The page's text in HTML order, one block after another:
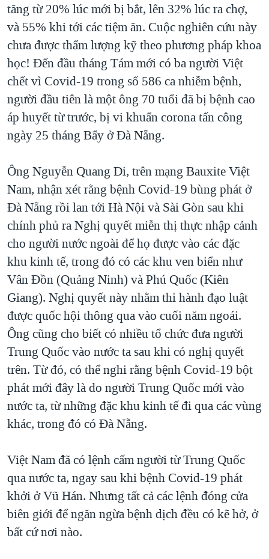
tăng từ 20% lúc mới bị bắt, lên 32% lúc ra chợ,
và 55% khi tới các tiệm ăn. Cuộc nghiên cứu này
chưa được thẩm lượng kỹ theo phương pháp khoa
học! Đến đầu tháng Tám mới có ba người Việt
chết vì Covid-19 trong số 586 ca nhiễm bệnh,
người đầu tiên là một ông 70 tuổi đã bị bệnh cao
áp huyết từ trước, bị vi khuẩn corona tấn công
ngày 25 tháng Bẩy ở Đà Nẵng.
Ông Nguyễn Quang Di, trên mạng Bauxite Việt
Nam, nhận xét rằng bệnh Covid-19 bùng phát ở
Đà Nẵng rồi lan tới Hà Nội và Sài Gòn sau khi
chính phủ ra Nghị quyết miễn thị thực nhập cảnh
cho người nước ngoài để họ được vào các đặc
khu kinh tế, trong đó có các khu ven biển như
Vân Đồn (Quảng Ninh) và Phú Quốc (Kiên
Giang). Nghị quyết này nhằm thi hành đạo luật
được quốc hội thông qua vào cuối năm ngoái.
Ông cũng cho biết có nhiều tổ chức đưa người
Trung Quốc vào nước ta sau khi có nghị quyết
trên. Từ đó, có thể nghi rằng bệnh Covid-19 bột
phát mới đây là do người Trung Quốc mới vào
nước ta, từ những đặc khu kinh tế đi qua các vùng
khác, trong đó có Đà Nẵng.
Việt Nam đã có lệnh cấm người từ Trung Quốc
qua nước ta, ngay sau khi bệnh Covid-19 phát
khởi ở Vũ Hán. Nhưng tất cả các lệnh đóng cửa
biên giới để ngăn ngừa bệnh dịch đều có kẽ hở, ở
bất cứ nơi nào.